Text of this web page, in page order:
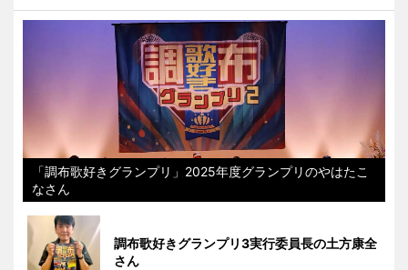
「調布歌好きグランプリ」2025年度グランプリのやはたこ
なさん
調布歌好きグランプリ3実行委員長の土方康全
さん